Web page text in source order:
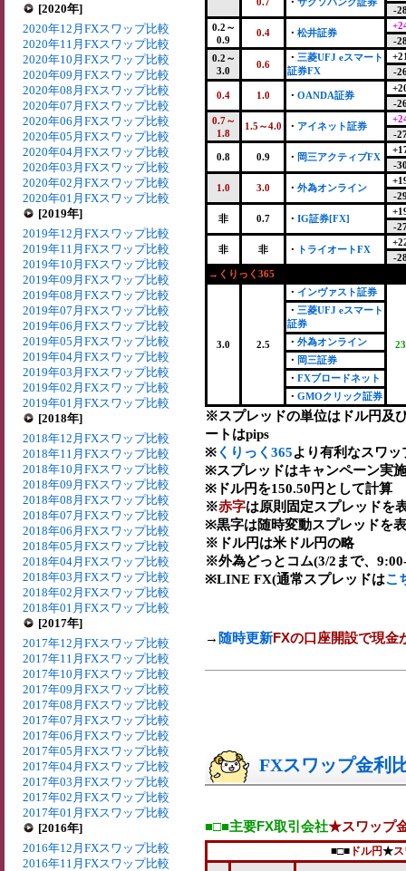
[2020年]
2020年12月FXスワップ比較
2020年11月FXスワップ比較
2020年10月FXスワップ比較
2020年09月FXスワップ比較
2020年08月FXスワップ比較
2020年07月FXスワップ比較
2020年06月FXスワップ比較
2020年05月FXスワップ比較
2020年04月FXスワップ比較
2020年03月FXスワップ比較
2020年02月FXスワップ比較
2020年01月FXスワップ比較
[2019年]
2019年12月FXスワップ比較
2019年11月FXスワップ比較
2019年10月FXスワップ比較
2019年09月FXスワップ比較
2019年08月FXスワップ比較
2019年07月FXスワップ比較
2019年06月FXスワップ比較
2019年05月FXスワップ比較
2019年04月FXスワップ比較
2019年03月FXスワップ比較
2019年02月FXスワップ比較
2019年01月FXスワップ比較
[2018年]
2018年12月FXスワップ比較
2018年11月FXスワップ比較
2018年10月FXスワップ比較
2018年09月FXスワップ比較
2018年08月FXスワップ比較
2018年07月FXスワップ比較
2018年06月FXスワップ比較
2018年05月FXスワップ比較
2018年04月FXスワップ比較
2018年03月FXスワップ比較
2018年02月FXスワップ比較
2018年01月FXスワップ比較
[2017年]
2017年12月FXスワップ比較
2017年11月FXスワップ比較
2017年10月FXスワップ比較
2017年09月FXスワップ比較
2017年08月FXスワップ比較
2017年07月FXスワップ比較
2017年06月FXスワップ比較
2017年05月FXスワップ比較
2017年04月FXスワップ比較
2017年03月FXスワップ比較
2017年02月FXスワップ比較
2017年01月FXスワップ比較
[2016年]
2016年12月FXスワップ比較
2016年11月FXスワップ比較
-
0.2～
0.9
0.4 ・ 松井証券
-
0.2～
3.0
0.6
・ 三菱UFJ eスマート
証券FX
-
0.4 1.0 ・ OANDA証券
-
0.7～
1.8
1.5～4.0 ・ アイネット証券
-
0.8 0.9 ・ 岡三アクティブFX
-
1.0 3.0 ・ 外為オンライン
-
非 0.7 ・ IG証券[FX]
-
非 非 ・ トライオートFX
-
→くりっく365
3.0 2.5
・ インヴァスト証券
・ 三菱UFJ eスマート
証券
・ 外為オンライン
・ 岡三証券
・ FXブロードネット
・ GMOクリック証券
※スプレッドの単位はドル円及
ートはpips
※ くりっく365より有利なスワ
※スプレッドはキャンペーン実
※ドル円を150.50円として計算
※赤字は原則固定スプレッドを
※黒字は随時変動スプレッドを
※ドル円は米ドル円の略
※外為どっとコム(3/2まで、
※LINE FX(通常スプレッドはこ
→ 随時更新FXの口座開設で現金
FXスワップ金利
■□■主要FX取引会社★スワップ
■□■ ドル円★